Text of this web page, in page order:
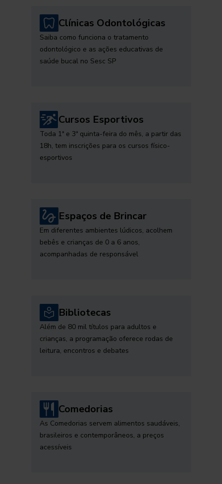
Clínicas Odontológicas
Saiba como funciona o tratamento
odontológico e as ações educativas de
saúde bucal no Sesc SP
Cursos Esportivos
Toda 1ª e 3ª quinta-feira do mês, a partir das
18h, tem inscrições para os cursos físico-
esportivos
Espaços de Brincar
Em diferentes ambientes lúdicos, acolhem
bebês e crianças de 0 a 6 anos,
acompanhadas de responsável
Bibliotecas
Além de 80 mil títulos para adultos e
crianças, a programação oferece rodas de
leitura, encontros e debates
Comedorias
As Comedorias servem alimentos saudáveis,
brasileiros e contemporâneos, a preços
acessíveis